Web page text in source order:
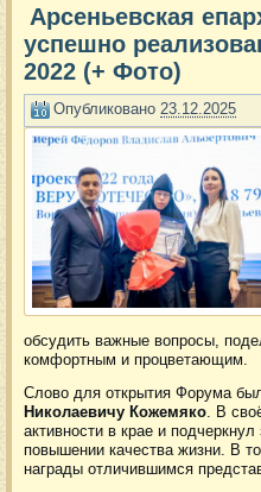
Арсеньевская
успешно
2022 (+ Фото)
Опубликовано 23.12.2025
обсудить важные вопросы,
комфортным и процветающим.
Слово для открытия Форума
Николаевичу Кожемяко. В
активности в крае и
повышении качества жизни. В
награды отличившимся